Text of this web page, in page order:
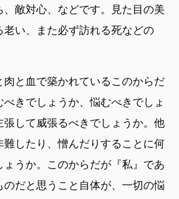
、敵対心、などです。見た目の美
老い、また必ず訪れる死などの
肉と血で築かれているこのからだ
きでしょうか、悩むべきでしょ
張して威張るべきでしょうか。他
難したり、憎んだりすることに何
うか。このからだが『私』であ
のだと思うこと自体が、一切の悩